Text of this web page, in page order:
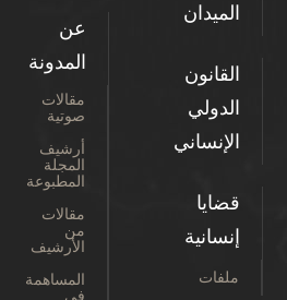
الميدان
القانون
الدولي
الإنساني
قضايا
إنسانية
ملفات
عن
المدونة
مقالات
صوتية
أرشيف
المجلة
المطبوعة
مقالات
من
الأرشيف
المساهمة
في